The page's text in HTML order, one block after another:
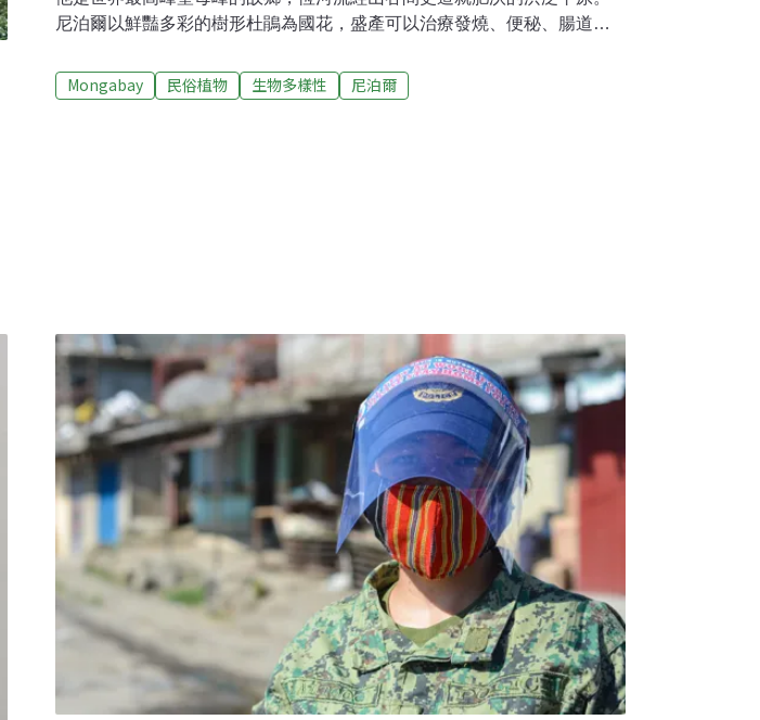
尼泊爾以鮮豔多彩的樹形杜鵑為國花，盛產可以治療發燒、便秘、腸道蠕
chirayita）。長遠以來，在地社區發展出豐富的民族植物學知識，將大自然
的資源與植物應用於藥物、食材、提升生態效益。但任教於特里布萬大學
Mongabay 民俗植物 生物多樣性 尼泊爾